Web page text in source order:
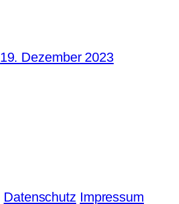
19. Dezember 2023
Datenschutz Impressum